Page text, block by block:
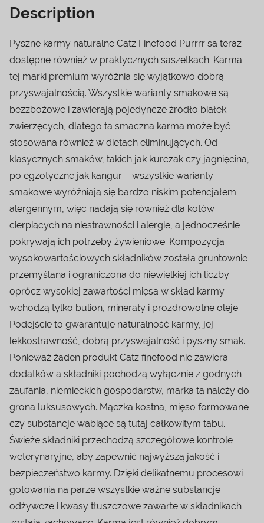
Description
Pyszne karmy naturalne Catz Finefood Purrrr są teraz
dostępne również w praktycznych saszetkach. Karma
tej marki premium wyróżnia się wyjątkowo dobrą
przyswajalnością. Wszystkie warianty smakowe są
bezzbożowe i zawierają pojedyncze źródło białek
zwierzęcych, dlatego ta smaczna karma może być
stosowana również w dietach eliminujących. Od
klasycznych smaków, takich jak kurczak czy jagnięcina,
po egzotyczne jak kangur – wszystkie warianty
smakowe wyróżniają się bardzo niskim potencjałem
alergennym, więc nadają się również dla kotów
cierpiących na niestrawności i alergie, a jednocześnie
pokrywają ich potrzeby żywieniowe. Kompozycja
wysokowartościowych składników została gruntownie
przemyślana i ograniczona do niewielkiej ich liczby:
oprócz wysokiej zawartości mięsa w skład karmy
wchodzą tylko bulion, minerały i prozdrowotne oleje.
Podejście to gwarantuje naturalność karmy, jej
lekkostrawność, dobrą przyswajalność i pyszny smak.
Ponieważ żaden produkt Catz finefood nie zawiera
dodatków a składniki pochodzą wyłącznie z godnych
zaufania, niemieckich gospodarstw, marka ta należy do
grona luksusowych. Mączka kostna, mięso formowane
czy substancje wabiące są tutaj całkowitym tabu.
Świeże składniki przechodzą szczegółowe kontrole
weterynaryjne, aby zapewnić najwyższą jakość i
bezpieczeństwo karmy. Dzięki delikatnemu procesowi
gotowania na parze wszystkie ważne substancje
odżywcze i kwasy tłuszczowe zawarte w składnikach